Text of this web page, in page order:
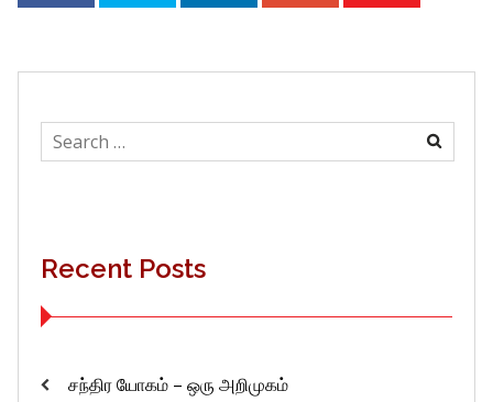
Search
for:
Recent Posts
சந்திர யோகம் – ஒரு அறிமுகம்